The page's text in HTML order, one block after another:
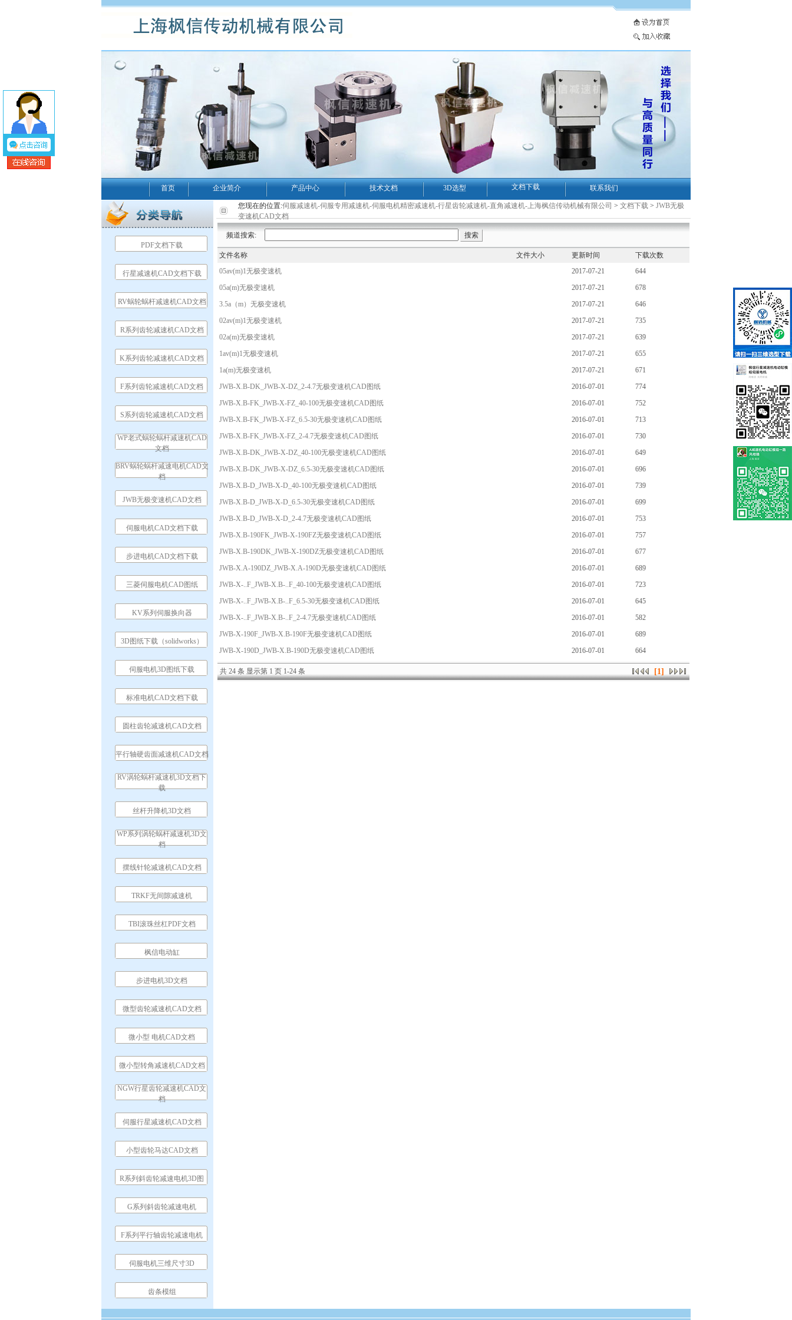
首页 企业简介 产品中心 技术文档 3D选型 文档下载 联系我们
PDF文档下载
行星减速机CAD文档下载
RV蜗轮蜗杆减速机CAD文档
R系列齿轮减速机CAD文档
K系列齿轮减速机CAD文档
F系列齿轮减速机CAD文档
S系列齿轮减速机CAD文档
WP老式蜗轮蜗杆减速机CAD
文档
BRV蜗轮蜗杆减速电机CAD文
档
JWB无极变速机CAD文档
伺服电机CAD文档下载
步进电机CAD文档下载
三菱伺服电机CAD图纸
KV系列伺服换向器
3D图纸下载（solidworks）
伺服电机3D图纸下载
标准电机CAD文档下载
圆柱齿轮减速机CAD文档
平行轴硬齿面减速机CAD文档
RV涡轮蜗杆减速机3D文档下
载
丝杆升降机3D文档
WP系列涡轮蜗杆减速机3D文
档
摆线针轮减速机CAD文档
TRKF无间隙减速机
TBI滚珠丝杠PDF文档
枫信电动缸
步进电机3D文档
微型齿轮减速机CAD文档
微小型 电机CAD文档
微小型转角减速机CAD文档
NGW行星齿轮减速机CAD文
档
伺服行星减速机CAD文档
小型齿轮马达CAD文档
R系列斜齿轮减速电机3D图
G系列斜齿轮减速电机
F系列平行轴齿轮减速电机
伺服电机三维尺寸3D
齿条模组
您现在的位置:伺服减速机-伺服专用减速机-伺服电机精密减速机-行星齿轮减速机-直角减速机-上海枫信传动机械有限公司 > 文档下载 > JWB无极
变速机CAD文档
频道搜索:
文件名称 文件大小 更新时间
下载次数
05av(m)1无极变速机
2017-07-21
644
05a(m)无极变速机
2017-07-21
678
3.5a（m）无极变速机
2017-07-21
646
02av(m)1无极变速机
2017-07-21
735
02a(m)无极变速机
2017-07-21
639
1av(m)1无极变速机
2017-07-21
655
1a(m)无极变速机
2017-07-21
671
JWB-X.B-DK_JWB-X-DZ_2-4.7无极变速机CAD图纸
2016-07-01
774
JWB-X.B-FK_JWB-X-FZ_40-100无极变速机CAD图纸
2016-07-01
752
JWB-X.B-FK_JWB-X-FZ_6.5-30无极变速机CAD图纸
2016-07-01
713
JWB-X.B-FK_JWB-X-FZ_2-4.7无极变速机CAD图纸
2016-07-01
730
JWB-X.B-DK_JWB-X-DZ_40-100无极变速机CAD图纸
2016-07-01
649
JWB-X.B-DK_JWB-X-DZ_6.5-30无极变速机CAD图纸
2016-07-01
696
JWB-X.B-D_JWB-X-D_40-100无极变速机CAD图纸
2016-07-01
739
JWB-X.B-D_JWB-X-D_6.5-30无极变速机CAD图纸
2016-07-01
699
JWB-X.B-D_JWB-X-D_2-4.7无极变速机CAD图纸
2016-07-01
753
JWB-X.B-190FK_JWB-X-190FZ无极变速机CAD图纸
2016-07-01
757
JWB-X.B-190DK_JWB-X-190DZ无极变速机CAD图纸
2016-07-01
677
JWB-X.A-190DZ_JWB-X.A-190D无极变速机CAD图纸
2016-07-01
689
JWB-X-..F_JWB-X.B-..F_40-100无极变速机CAD图纸
2016-07-01
723
JWB-X-..F_JWB-X.B-..F_6.5-30无极变速机CAD图纸
2016-07-01
645
JWB-X-..F_JWB-X.B-..F_2-4.7无极变速机CAD图纸
2016-07-01
582
JWB-X-190F_JWB-X.B-190F无极变速机CAD图纸
2016-07-01
689
JWB-X-190D_JWB-X.B-190D无极变速机CAD图纸
2016-07-01 664
共 24 条 显示第 1 页 1-24 条 [1]